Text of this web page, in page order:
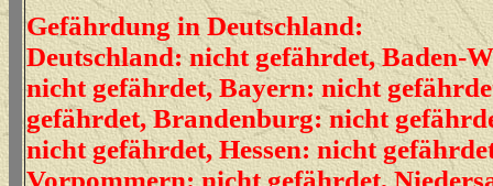
Gefährdung in Deutschland:
Deutschland: nicht gefährdet, Baden-
nicht gefährdet, Bayern: nicht
gefährdet, Brandenburg: nicht
nicht gefährdet, Hessen: nicht
Vorpommern: nicht gefährdet,